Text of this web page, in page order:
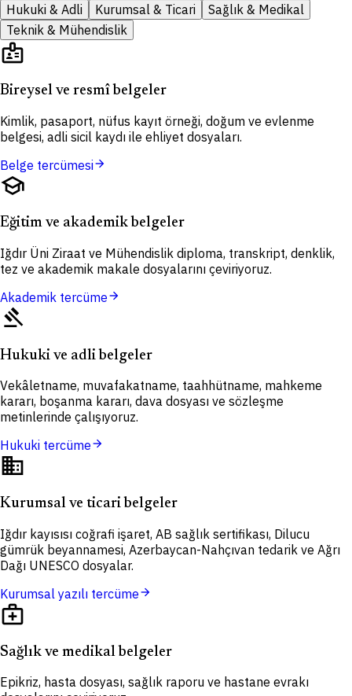
Hukuki & Adli
Kurumsal & Ticari
Sağlık & Medikal
Teknik & Mühendislik
badge
Bireysel ve resmî belgeler
Kimlik, pasaport, nüfus kayıt örneği, doğum ve evlenme
belgesi, adli sicil kaydı ile ehliyet dosyaları.
Belge tercümesiarrow_forward
school
Eğitim ve akademik belgeler
Iğdır Üni Ziraat ve Mühendislik diploma, transkript, denklik,
tez ve akademik makale dosyalarını çeviriyoruz.
Akademik tercümearrow_forward
gavel
Hukuki ve adli belgeler
Vekâletname, muvafakatname, taahhütname, mahkeme
kararı, boşanma kararı, dava dosyası ve sözleşme
metinlerinde çalışıyoruz.
Hukuki tercümearrow_forward
domain
Kurumsal ve ticari belgeler
Iğdır kayısısı coğrafi işaret, AB sağlık sertifikası, Dilucu
gümrük beyannamesi, Azerbaycan-Nahçıvan tedarik ve Ağrı
Dağı UNESCO dosyalar.
Kurumsal yazılı tercümearrow_forward
medical_services
Sağlık ve medikal belgeler
Epikriz, hasta dosyası, sağlık raporu ve hastane evrakı